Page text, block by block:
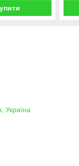
Україна